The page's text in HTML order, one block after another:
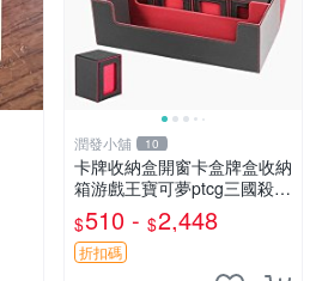
潤發小舖 10
卡牌收納盒開窗卡盒牌盒收納
箱游戲王寶可夢ptcg三國殺海
賊王dtcg
$510 - $2,448
折扣碼